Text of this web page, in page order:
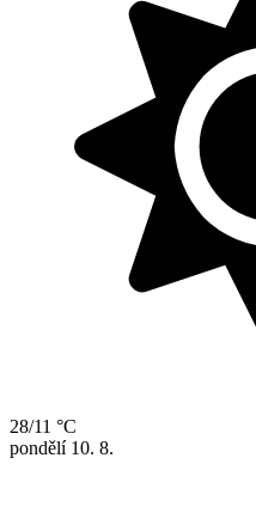
28/11 °C
pondělí 10. 8.